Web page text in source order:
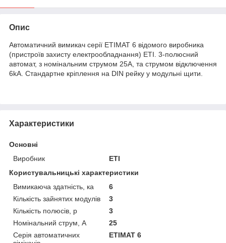
Опис
Автоматичний вимикач серії ETIMAT 6 відомого виробника
(пристроїв захисту електрообладнання) ETI. 3-полюсний
автомат, з номінальним струмом 25A, та струмом відключення
6kA. Стандартне кріплення на DIN рейку у модульні щити.
Характеристики
Основні
Виробник
ETI
Користувальницькі характеристики
Вимикаюча здатність, ка
6
Кількість зайнятих модулів
3
Кількість полюсів, p
3
Номінальний струм, A
25
Серія автоматичних
ETIMAT 6